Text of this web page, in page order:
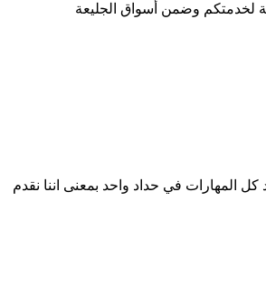
لخدمتكم وضمن أسواق الجليعة
المهارات في حداد واحد بمعنى اننا نقدم